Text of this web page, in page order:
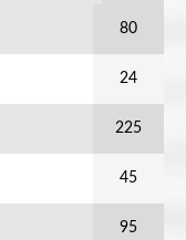
80
24
225
45
95